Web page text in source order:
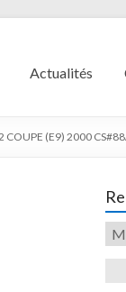
Actualités
COUPE (E9) 2000